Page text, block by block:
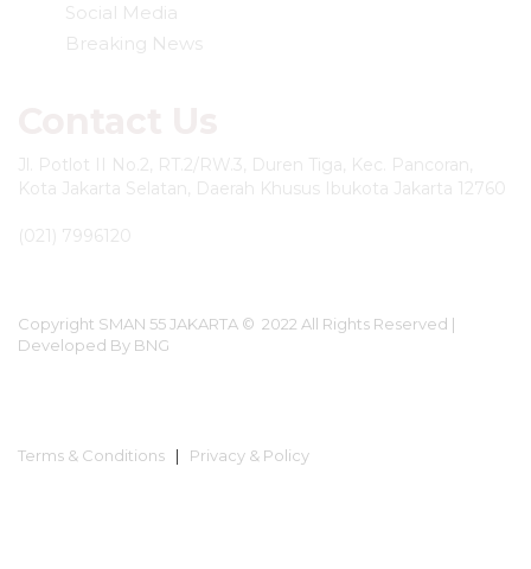
Social Media
Breaking News
Jl. Potlot II No.2, RT.2/RW.3, Duren Tiga, Kec. Pancoran,
Kota Jakarta Selatan, Daerah Khusus Ibukota Jakarta 12760
(021) 7996120
Copyright SMAN 55 JAKARTA © 2022 All Rights Reserved |
Developed By BNG
Terms & Conditions | Privacy & Policy